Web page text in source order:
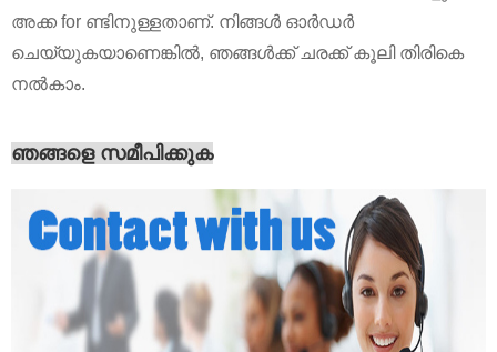
അക്ക for ണ്ടിനുള്ളതാണ്. നിങ്ങൾ ഓർഡർ
ചെയ്യുകയാണെങ്കിൽ, ഞങ്ങൾക്ക് ചരക്ക് കൂലി തിരികെ
നൽകാം.
ഞങ്ങളെ സമീപിക്കുക